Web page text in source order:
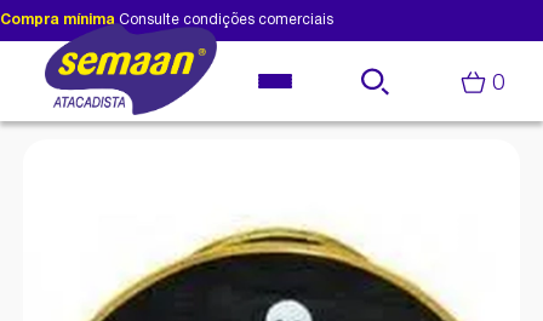
Compra mínima Consulte condições comerciais
0